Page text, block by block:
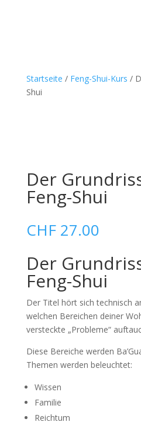
Startseite / Feng-Shui-Kurs /
Shui
Der
Feng-Shui
CHF27.00
Der
Feng-Shui
Der Titel hört sich technisch
welchen Bereichen deiner
versteckte „Probleme“
Diese Bereiche werden
Themen werden beleuchtet:
Wissen
Familie
Reichtum